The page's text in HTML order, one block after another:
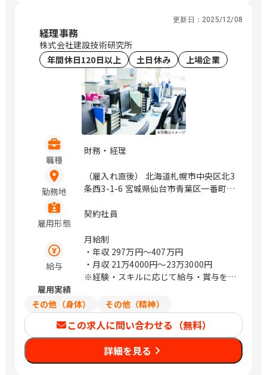
幌、仙台、万博記念公園、研究学園、さ
前、浜町、伏見、北浜、赤坂
更新日： 2025/12/08
経理事務
株式会社建設技術研究所
年間休日120日以上
土日休み 上場企業
職種
財務・経理
勤務地
（雇入れ直後） 北海道札幌市中央区北3
条西3-1-6 宮城県仙台市青葉区一番町4-
玉県さいたま市浦和区上木崎1-14-6
区新都心11－2 明治安田生命さいたま
新都心ビル 東京都中央区日本橋浜町3-
21-1 日本橋浜町Fタワー 東京都中央区
日本橋蛎殻町2-14-5 KDX浜町中ノ橋ビ
本橋安田スカイゲート 東京都中央区日
本橋浜町3-3-2 トルナーレ日本橋浜町
愛知県名古屋市中区錦1-5-13 オリッ
クス名古屋錦ビル 大阪府大阪市中央区
道修町1-6-7 JMFビル北浜01 福岡県福
岡市中央区大名2-4-12 CTI福岡ビル
雇用形態
契約社員
給与
月給制
・年収 297万円〜407万円
・月収 21万4000円〜23万3000円
※経験・スキルに応じて給与・賞与を決
雇用実績
その他（身体）
その他（精神）
この求人に問い合わせる（無料）
詳細を見る